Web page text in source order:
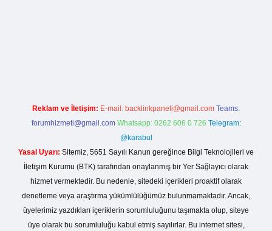
Reklam ve İletişim: E-mail: backlinkpaneli@gmail.com Teams:
forumhizmeti@gmail.com Whatsapp: 0262 606 0 726 Telegram:
@karabul
Yasal Uyarı: Sitemiz, 5651 Sayılı Kanun gereğince Bilgi Teknolojileri ve
İletişim Kurumu (BTK) tarafından onaylanmış bir Yer Sağlayıcı olarak
hizmet vermektedir. Bu nedenle, sitedeki içerikleri proaktif olarak
denetleme veya araştırma yükümlülüğümüz bulunmamaktadır. Ancak,
üyelerimiz yazdıkları içeriklerin sorumluluğunu taşımakta olup, siteye
üye olarak bu sorumluluğu kabul etmiş sayılırlar. Bu internet sitesi,